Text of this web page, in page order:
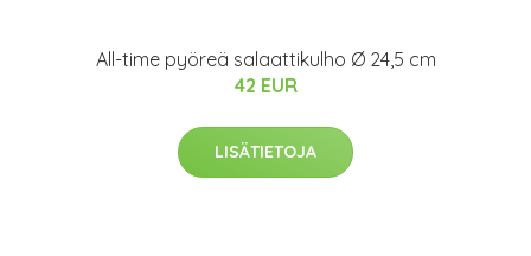
All-time pyöreä salaattikulho Ø 24,5 cm
42 EUR
LISÄTIETOJA